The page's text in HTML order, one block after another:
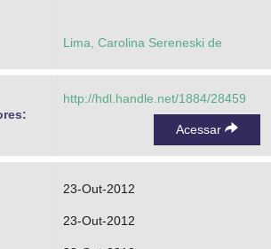
Lima, Carolina Sereneski de
http://hdl.handle.net/1884/28459
Acessar
23-Out-2012
23-Out-2012